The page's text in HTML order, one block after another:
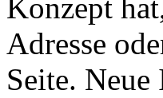
Konzept
Adresse
Seite.